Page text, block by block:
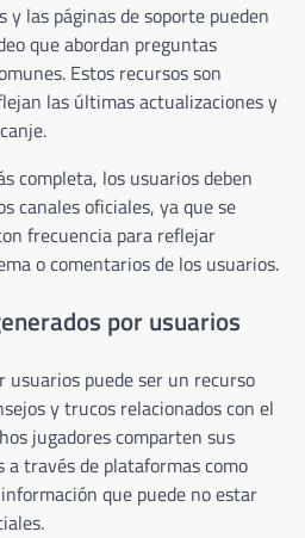
y las páginas de soporte pueden
que abordan preguntas
Estos recursos son
las últimas actualizaciones y
completa, los usuarios deben
canales oficiales, ya que se
frecuencia para reflejar
o comentarios de los usuarios.
por usuarios
usuarios puede ser un recurso
y trucos relacionados con el
jugadores comparten sus
través de plataformas como
que puede no estar